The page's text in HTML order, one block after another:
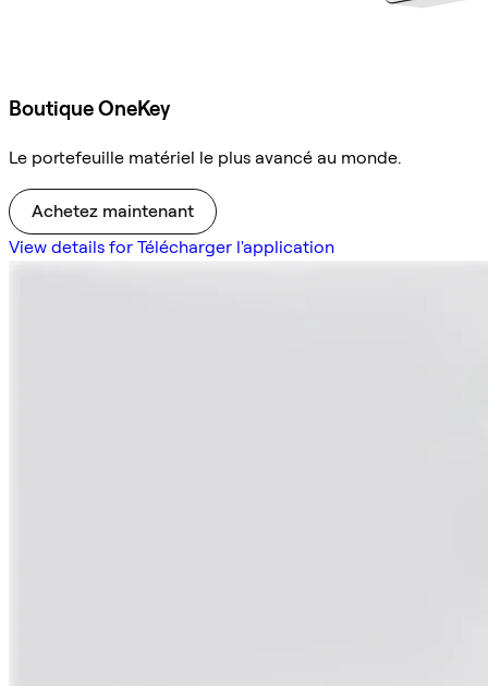
Boutique OneKey
Le portefeuille matériel le plus avancé au monde.
Achetez maintenant
View details for Télécharger l'application